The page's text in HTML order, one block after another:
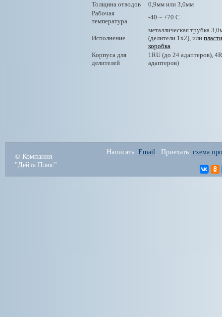
Толщина отводов
0,9мм или 3,0мм
Рабочая
температура
-40 ~ +70 C
Исполнение
металлическая трубка
(делители 1х2), или
коробка
Корпуса для
делителей
1RU (до 24 адаптеров),
адаптеров)
© Компания
"Дейта Плюс"
Написать: Email
   Приехать:
схема